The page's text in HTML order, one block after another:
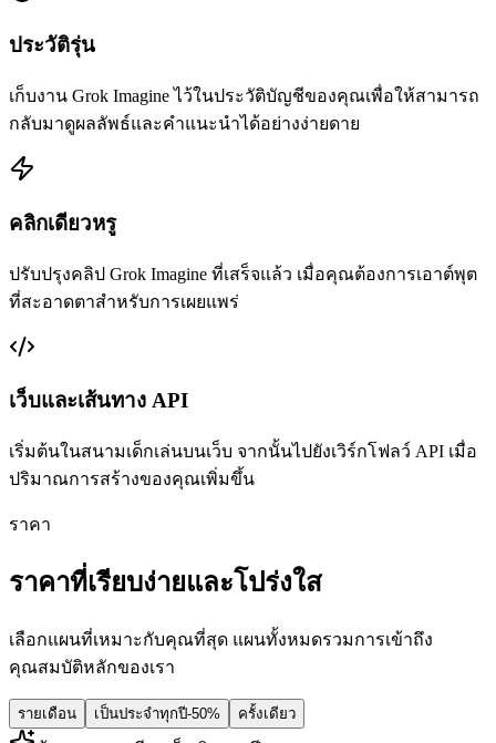
ประวัติรุ่น
เก็บงาน Grok Imagine ไว้ในประวัติบัญชีของคุณเพื่อให้สามารถ
กลับมาดูผลลัพธ์และคำแนะนำได้อย่างง่ายดาย
คลิกเดียวหรู
ปรับปรุงคลิป Grok Imagine ที่เสร็จแล้ว เมื่อคุณต้องการเอาต์พุต
ที่สะอาดตาสำหรับการเผยแพร่
เว็บและเส้นทาง API
เริ่มต้นในสนามเด็กเล่นบนเว็บ จากนั้นไปยังเวิร์กโฟลว์ API เมื่อ
ปริมาณการสร้างของคุณเพิ่มขึ้น
ราคา
ราคาที่เรียบง่ายและโปร่งใส
เลือกแผนที่เหมาะกับคุณที่สุด แผนทั้งหมดรวมการเข้าถึง
คุณสมบัติหลักของเรา
รายเดือน เป็นประจำทุกปี-50% ครั้งเดียว